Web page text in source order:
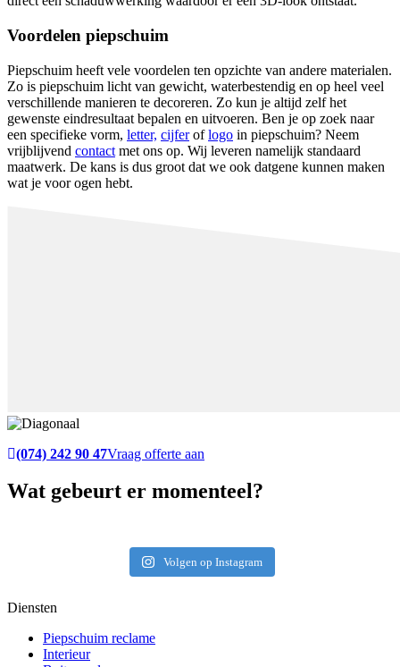
Voordelen piepschuim
Piepschuim heeft vele voordelen ten opzichte van andere materialen.
Zo is piepschuim licht van gewicht, waterbestendig en op heel veel
verschillende manieren te decoreren. Zo kun je altijd zelf het
gewenste eindresultaat bepalen en uitvoeren. Ben je op zoek naar
een specifieke vorm, letter, cijferoflogo in piepschuim? Neem
vrijblijvend contact met ons op. Wij leveren namelijk standaard
maatwerk. De kans is dus groot dat we ook datgene kunnen maken
wat je voor ogen hebt.
(074) 242 90 47Vraag offerte aan
Wat gebeurt er momenteel?
Volgen op Instagram
Diensten
Piepschuim reclame
Interieur